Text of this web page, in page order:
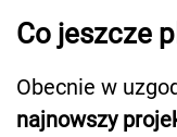
Co jeszcze
Obecnie w
najnowszy